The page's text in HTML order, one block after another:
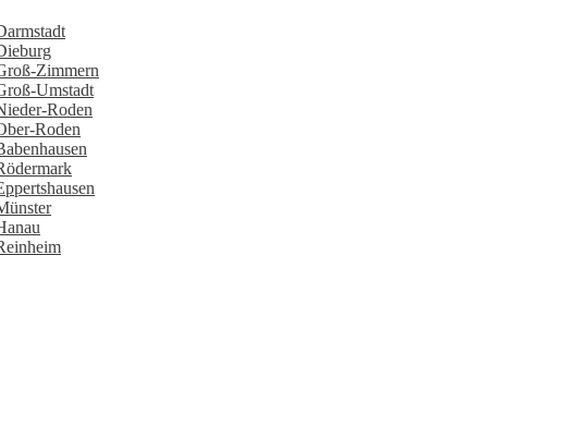
Zimmern
Umstadt
Roden
Roden